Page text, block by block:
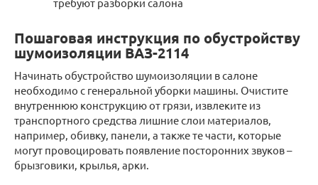
Пошаговая инструкция по обустройству
шумоизоляции ВАЗ-2114
Начинать обустройство шумоизоляции в салоне
необходимо с генеральной уборки машины. Очистите
внутреннюю конструкцию от грязи, извлеките из
транспортного средства лишние слои материалов,
например, обивку, панели, а также те части, которые
могут провоцировать появление посторонних звуков –
брызговики, крылья, арки.